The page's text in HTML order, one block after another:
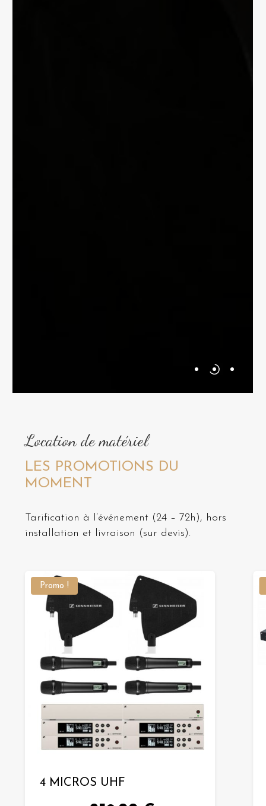
Location de matériel
LES PROMOTIONS DU
MOMENT
Tarification à l’événement (24 – 72h), hors
installation et livraison (sur devis).
Promo !
4 MICROS UHF